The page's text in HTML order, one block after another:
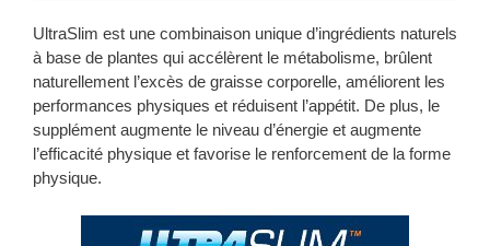
UltraSlim est une combinaison unique d’ingrédients naturels
à base de plantes qui accélèrent le métabolisme, brûlent
naturellement l’excès de graisse corporelle, améliorent les
performances physiques et réduisent l’appétit. De plus, le
supplément augmente le niveau d’énergie et augmente
l’efficacité physique et favorise le renforcement de la forme
physique.